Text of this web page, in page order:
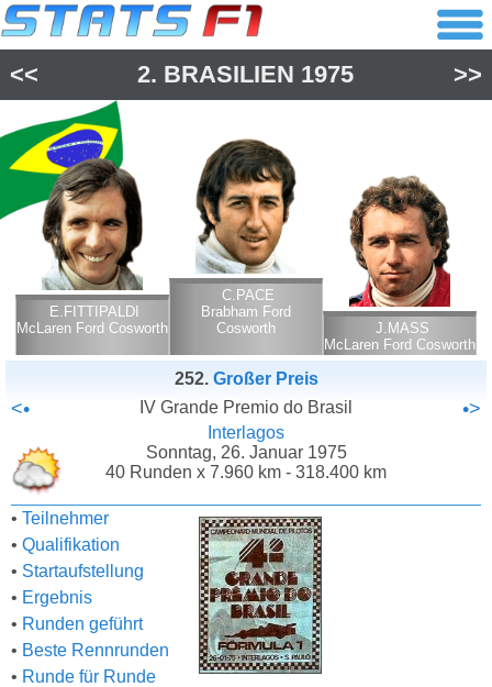
<< 2. BRASILIEN 1975 >>
E.FITTIPALDI
McLaren Ford Cosworth
C.PACE
Brabham Ford
Cosworth
J.MASS
McLaren Ford Cosworth
252. Großer Preis
<• IV Grande Premio do Brasil •>
Interlagos
Sonntag, 26. Januar 1975
40 Runden x 7.960 km - 318.400 km
• Teilnehmer
• Qualifikation
• Startaufstellung
• Ergebnis
• Runden geführt
• Beste Rennrunden
• Runde für Runde